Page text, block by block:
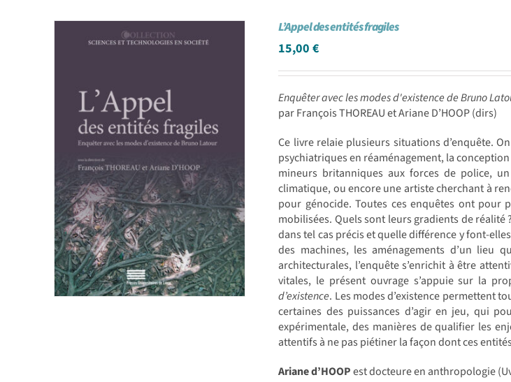
L’Appel des entités fragiles
15,00€
Enquêter avec les modes d'existence de Bruno
par François THOREAU et Ariane D’HOOP (dirs)
Ce livre relaie plusieurs situations d’enquête.
psychiatriques en réaménagement, la
mineurs britanniques aux forces de police,
climatique, ou encore une artiste cherchant à
pour génocide. Toutes ces enquêtes ont pour
mobilisées. Quels sont leurs gradients de
dans tel cas précis et quelle différence y font-
des machines, les aménagements d’un lieu
architecturales, l’enquête s’enrichit à être
vitales, le présent ouvrage s’appuie sur la
d’existence. Les modes d’existence permettent
certaines des puissances d’agir en jeu, qui
expérimentale, des manières de qualifier les
attentifs à ne pas piétiner la façon dont ces
Ariane d’HOOPest docteure en anthropologie